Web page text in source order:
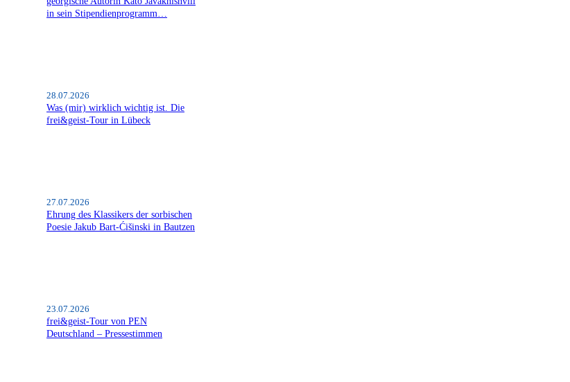
in sein Stipendienprogramm…
28.07.2026
Was (mir) wirklich wichtig ist. Die
frei&geist-Tour in Lübeck
27.07.2026
Ehrung des Klassikers der sorbischen
Poesie Jakub Bart-Ćišinski in Bautzen
23.07.2026
frei&geist-Tour von PEN
Deutschland – Pressestimmen